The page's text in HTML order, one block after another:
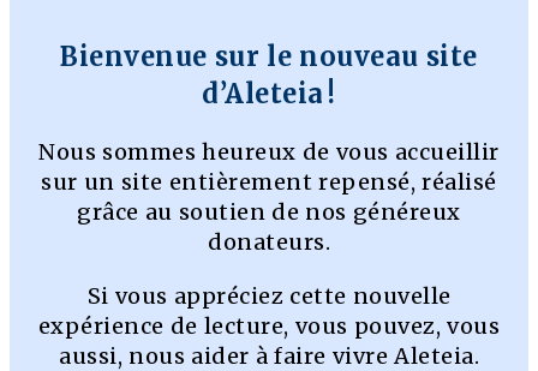
Bienvenue sur le nouveau site
d’Aleteia !
Nous sommes heureux de vous accueillir
sur un site entièrement repensé, réalisé
grâce au soutien de nos généreux
donateurs.
Si vous appréciez cette nouvelle
expérience de lecture, vous pouvez, vous
aussi, nous aider à faire vivre Aleteia.